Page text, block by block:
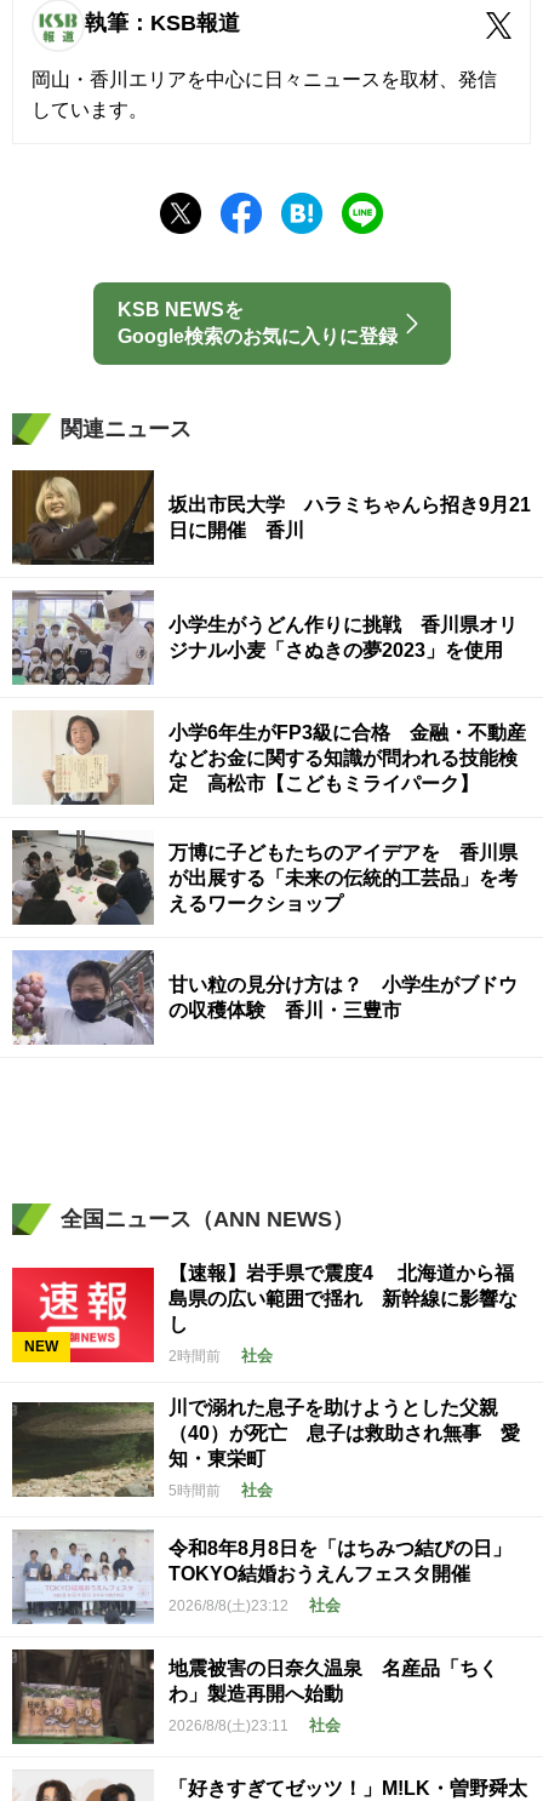
執筆：KSB報道
岡山・香川エリアを中心に日々ニュースを取材、発信
しています。
KSB NEWSを
Google検索のお気に入りに登録
関連ニュース
坂出市民大学 ハラミちゃんら招き9月21
日に開催 香川
小学生がうどん作りに挑戦 香川県オリ
ジナル小麦「さぬきの夢2023」を使用
小学6年生がFP3級に合格 金融・不動産
などお金に関する知識が問われる技能検
定 高松市【こどもミライパーク】
万博に子どもたちのアイデアを 香川県
が出展する「未来の伝統的工芸品」を考
えるワークショップ
甘い粒の見分け方は？ 小学生がブドウ
の収穫体験 香川・三豊市
全国ニュース（ANN NEWS）
NEW
【速報】岩手県で震度4 北海道から福
島県の広い範囲で揺れ 新幹線に影響な
し
2時間前 社会
川で溺れた息子を助けようとした父親
（40）が死亡 息子は救助され無事 愛
知・東栄町
5時間前 社会
令和8年8月8日を「はちみつ結びの日」
TOKYO結婚おうえんフェスタ開催
2026/8/8(土)23:12 社会
地震被害の日奈久温泉 名産品「ちく
わ」製造再開へ始動
2026/8/8(土)23:11 社会
「好きすぎてゼッツ！」M!LK・曽野舜太